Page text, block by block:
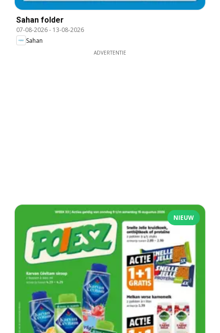
Sahan folder
07-08-2026- 13-08-2026
Sahan
ADVERTENTIE
NIEUW